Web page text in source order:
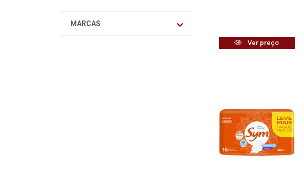
MARCAS
Ver preço